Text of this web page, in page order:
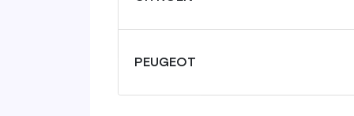
PEUGEOT